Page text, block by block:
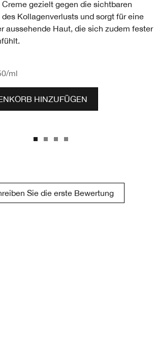
gezielt gegen die sichtbaren
Kollagenverlusts und sorgt für eine
aussehende Haut, die sich zudem fester
/ml
HINZUFÜGEN
Sie die erste Bewertung